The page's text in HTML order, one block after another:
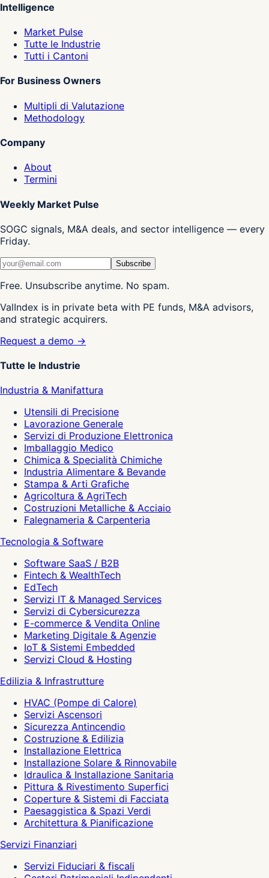
Intelligence
Market Pulse
Tutte le Industrie
Tutti i Cantoni
For Business Owners
Multipli di Valutazione
Methodology
Company
About
Termini
Weekly Market Pulse
SOGC signals, M&A deals, and sector intelligence — every
Friday.
Subscribe
Free. Unsubscribe anytime. No spam.
ValIndex is in private beta with PE funds, M&A advisors,
and strategic acquirers.
Request a demo →
Tutte le Industrie
Industria & Manifattura
Utensili di Precisione
Lavorazione Generale
Servizi di Produzione Elettronica
Imballaggio Medico
Chimica & Specialità Chimiche
Industria Alimentare & Bevande
Stampa & Arti Grafiche
Agricoltura & AgriTech
Costruzioni Metalliche & Acciaio
Falegnameria & Carpenteria
Tecnologia & Software
Software SaaS / B2B
Fintech & WealthTech
EdTech
Servizi IT & Managed Services
Servizi di Cybersicurezza
E-commerce & Vendita Online
Marketing Digitale & Agenzie
IoT & Sistemi Embedded
Servizi Cloud & Hosting
Edilizia & Infrastrutture
HVAC (Pompe di Calore)
Servizi Ascensori
Sicurezza Antincendio
Costruzione & Edilizia
Installazione Elettrica
Installazione Solare & Rinnovabile
Idraulica & Installazione Sanitaria
Pittura & Rivestimento Superfici
Coperture & Sistemi di Facciata
Paesaggistica & Spazi Verdi
Architettura & Pianificazione
Servizi Finanziari
Servizi Fiduciari & fiscali